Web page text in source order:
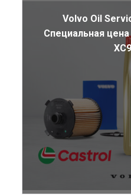
Volvo Oil
Специальная